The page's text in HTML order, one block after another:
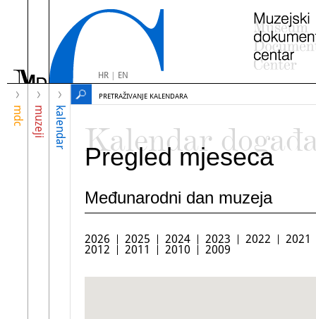
HR| EN
mdc muzeji kalendar
PRETRAŽIVANJE KALENDARA
Kalendar
Pregled mjeseca
Međunarodni dan muzeja
2026 2025 2024 2023 2022 2021
2012 2011 2010 2009